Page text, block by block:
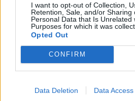
I want to opt-out of Collection,
Retention, Sale, and/or Sharing
Personal Data that Is Unrelated
Purposes for which it was
Opted Out
CONFIRM
Data Deletion Data Access
discutibile ma efficace
capitale e disfarsi di una
non richiesti. Non è però
una strategia efficace quella
prodotti.